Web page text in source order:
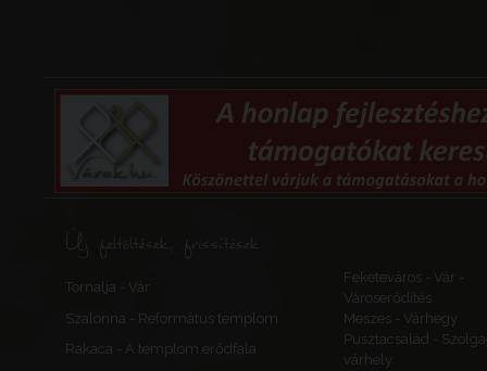
Új feltöltések, frissítések
Tornalja - Vár
Feketeváros - Vár -
Városerődítés
Szalonna - Református templom
Meszes - Várhegy
Rakaca - A templom erődfala
Pusztacsalád -
várhely